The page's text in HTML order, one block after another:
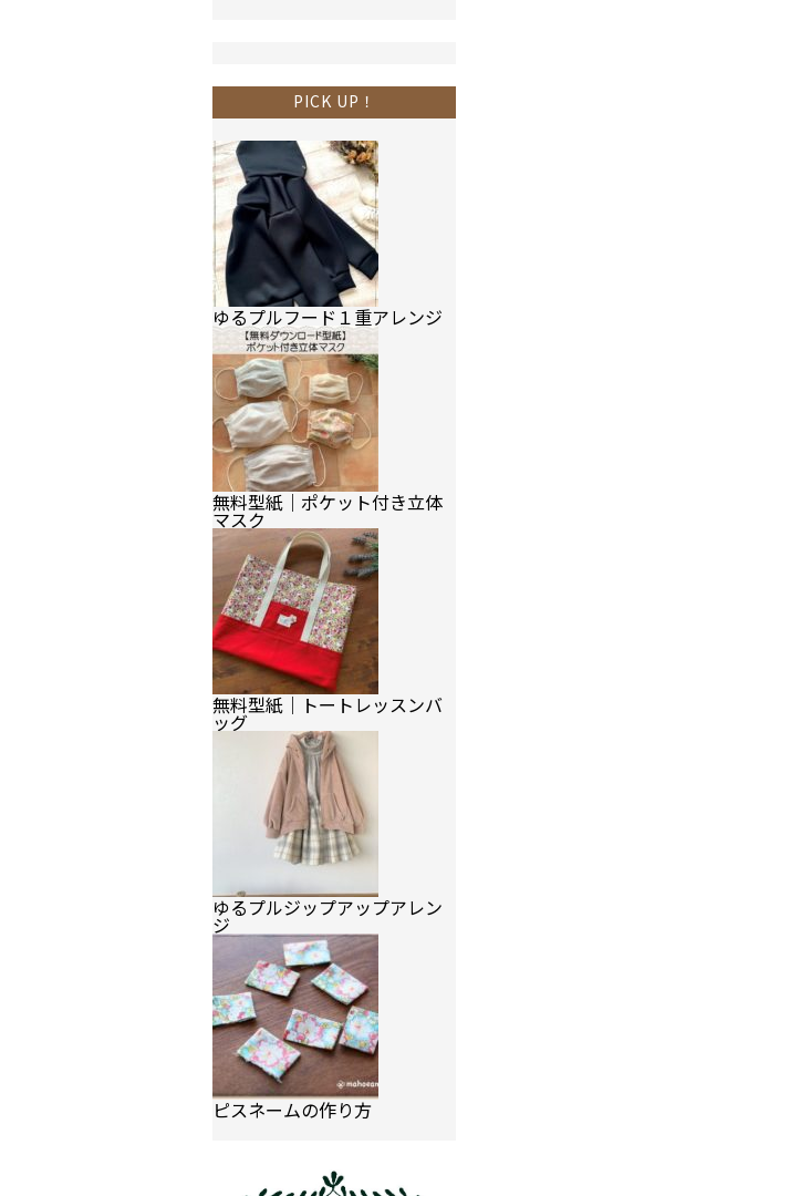
PICK UP！
ゆるプルフード１重アレンジ
無料型紙｜ポケット付き立体
マスク
無料型紙｜トートレッスンバ
ッグ
ゆるプルジップアップアレン
ジ
ピスネームの作り方